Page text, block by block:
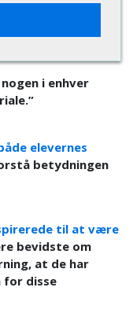
i enhver
elevernes
betydningen
til at være
bevidste om
at de har
for disse